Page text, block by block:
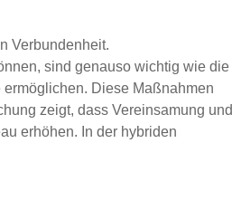
Verbundenheit.
sind genauso wichtig wie die
Diese Maßnahmen
zeigt, dass Vereinsamung und
erhöhen. In der hybriden